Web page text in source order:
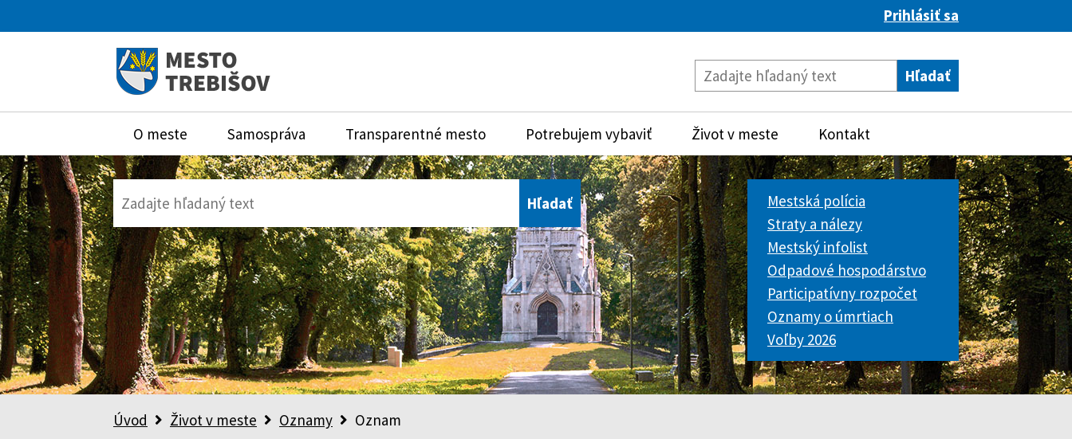
Prihlásiť sa
O meste Samospráva Transparentné mesto Potrebujem vybaviť Život v meste Kontakt
Mestská polícia
Straty a nálezy
Mestský infolist
Odpadové hospodárstvo
Participatívny rozpočet
Oznamy o úmrtiach
Voľby 2026
Úvod Život v meste Oznamy Oznam